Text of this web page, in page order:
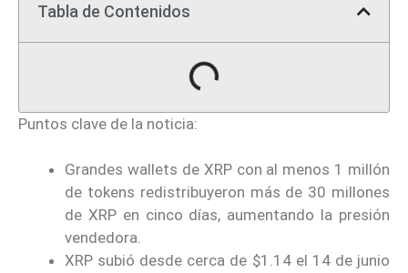
Tabla de Contenidos
Puntos clave de la noticia:
Grandes wallets de XRP con al menos 1 millón
de tokens redistribuyeron más de 30 millones
de XRP en cinco días, aumentando la presión
vendedora.
XRP subió desde cerca de $1.14 el 14 de junio